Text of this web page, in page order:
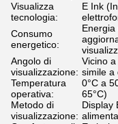
Visualizza
tecnologia:
E Ink
Consumo
energetico:
Angolo di
visualizzazione:
Vicino
simile a
Temperatura
operativa:
0°C a
65°C)
Metodo di
visualizzazione:
Display